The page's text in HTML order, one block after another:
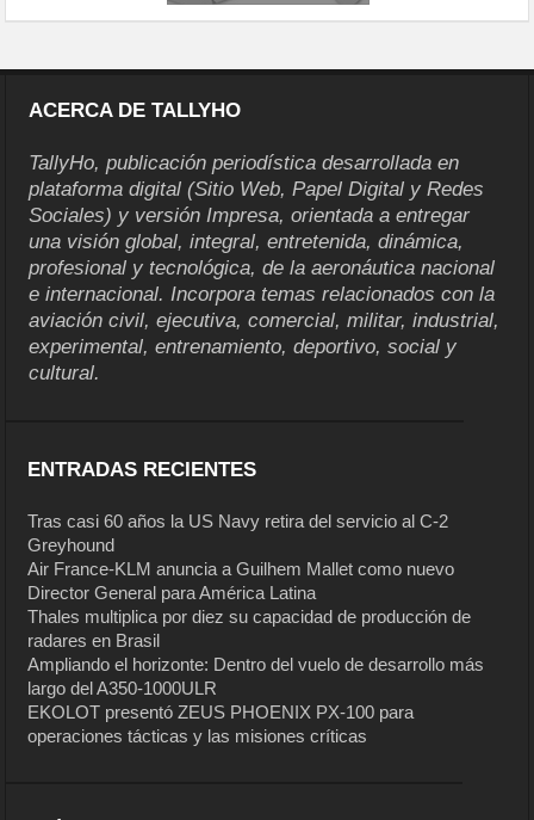
ACERCA DE TALLYHO
TallyHo, publicación periodística desarrollada en
plataforma digital (Sitio Web, Papel Digital y Redes
Sociales) y versión Impresa, orientada a entregar
una visión global, integral, entretenida, dinámica,
profesional y tecnológica, de la aeronáutica nacional
e internacional. Incorpora temas relacionados con la
aviación civil, ejecutiva, comercial, militar, industrial,
experimental, entrenamiento, deportivo, social y
cultural.
ENTRADAS RECIENTES
Tras casi 60 años la US Navy retira del servicio al C-2
Greyhound
Air France-KLM anuncia a Guilhem Mallet como nuevo
Director General para América Latina
Thales multiplica por diez su capacidad de producción de
radares en Brasil
Ampliando el horizonte: Dentro del vuelo de desarrollo más
largo del A350-1000ULR
EKOLOT presentó ZEUS PHOENIX PX-100 para
operaciones tácticas y las misiones críticas